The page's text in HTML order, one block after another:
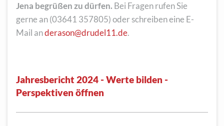
Jena begrüßen zu dürfen. Bei Fragen rufen Sie
gerne an (03641 357805) oder schreiben eine E-
Mail anderason@drudel11.de.
Jahresbericht 2024 - Werte bilden -
Perspektiven öffnen